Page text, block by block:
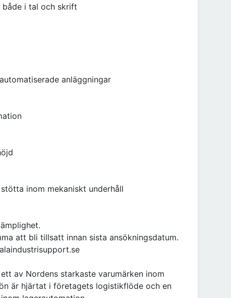
både i tal och skrift
anläggningar
inom mekaniskt underhåll
att bli tillsatt innan sista ansökningsdatum.
av Nordens starkaste varumärken inom
är hjärtat i företagets logistikflöde och en